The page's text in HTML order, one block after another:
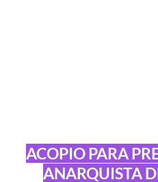
ACOPIO PARA
ANARQUISTA